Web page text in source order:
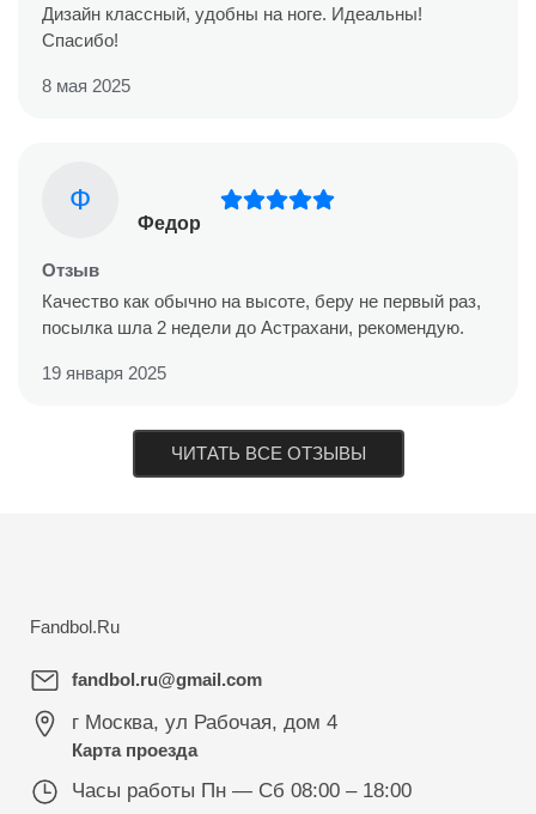
Дизайн классный, удобны на ноге. Идеальны!
Спасибо!
8 мая 2025
Ф
Федор
Отзыв
Качество как обычно на высоте, беру не первый раз,
посылка шла 2 недели до Астрахани, рекомендую.
19 января 2025
ЧИТАТЬ ВСЕ ОТЗЫВЫ
Fandbol.Ru
fandbol.ru@gmail.com
г Москва, ул Рабочая, дом 4
Карта проезда
Часы работы Пн — Сб 08:00 – 18:00